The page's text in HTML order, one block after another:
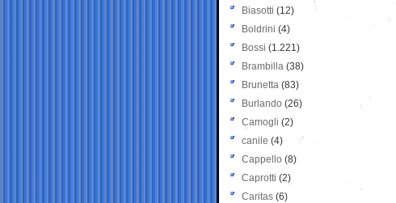
Biasotti (12)
Boldrini (4)
Bossi (1.221)
Brambilla (38)
Brunetta (83)
Burlando (26)
Camogli (2)
canile (4)
Cappello (8)
Caprotti (2)
Caritas (6)